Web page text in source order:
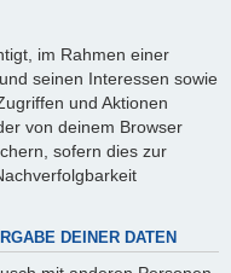
im Rahmen einer
seinen Interessen sowie
und Aktionen
von deinem Browser
sofern dies zur
DEINER DATEN